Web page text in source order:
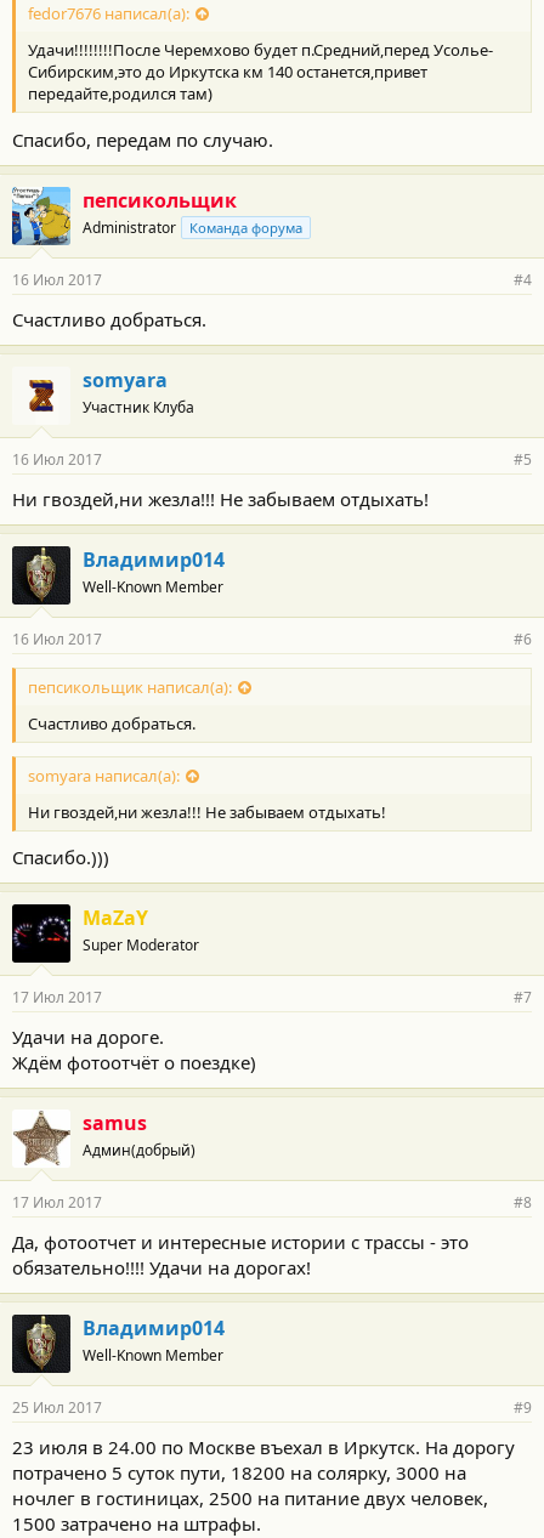
fedor7676 написал(а):
Удачи!!!!!!!!После Черемхово будет п.Средний,перед Усолье-
Сибирским,это до Иркутска км 140 останется,привет
передайте,родился там)
Спасибо, передам по случаю.
пепсикольщик
Administrator Команда форума
16 Июл 2017 #4
Счастливо добраться.
somyara
Участник Клуба
16 Июл 2017 #5
Ни гвоздей,ни жезла!!! Не забываем отдыхать!
Владимир014
Well-Known Member
16 Июл 2017 #6
пепсикольщик написал(а):
Счастливо добраться.
somyara написал(а):
Ни гвоздей,ни жезла!!! Не забываем отдыхать!
Спасибо.)))
MaZaY
Super Moderator
17 Июл 2017 #7
Удачи на дороге.
Ждём фотоотчёт о поездке)
samus
Админ(добрый)
17 Июл 2017 #8
Да, фотоотчет и интересные истории с трассы - это
обязательно!!!! Удачи на дорогах!
Владимир014
Well-Known Member
25 Июл 2017 #9
23 июля в 24.00 по Москве въехал в Иркутск. На дорогу
потрачено 5 суток пути, 18200 на солярку, 3000 на
ночлег в гостиницах, 2500 на питание двух человек,
1500 затрачено на штрафы.